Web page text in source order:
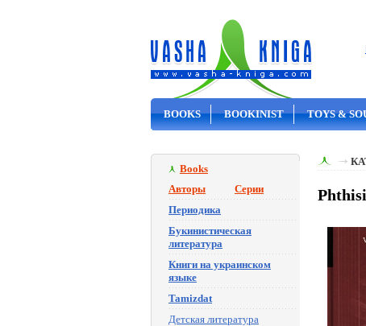
BOOKS BOOKINIST TOYS &
Books
Авторы
Серии
Периодика
Букинистическая
литература
Книги на украинском
языке
Tamizdat
Детская литература